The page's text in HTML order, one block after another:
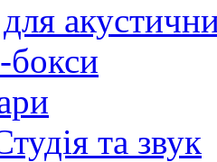
та звук